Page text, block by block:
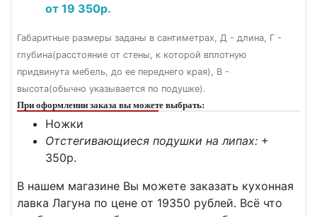
от 19 350р.
Габаритные размеры заданы в сантиметрах, Д - длина, Г -
глубина(расстояние от стены, к которой вплотную
придвинута мебель, до ее переднего края), В -
высота(обычно указывается по подушке).
При оформлении заказа вы можете выбрать:
Ножки
Отстегивающиеся подушки на липах: +
350p.
В нашем магазине Вы можете заказать кухонная
лавка Лагуна по цене от 19350 рублей. Всё что